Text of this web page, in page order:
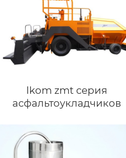
Ikom zmt серия
асфальтоукладчиков